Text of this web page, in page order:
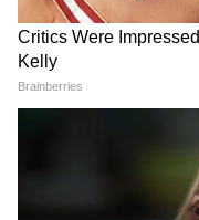
সংখ্যা ৪ ( যে
তারিখ